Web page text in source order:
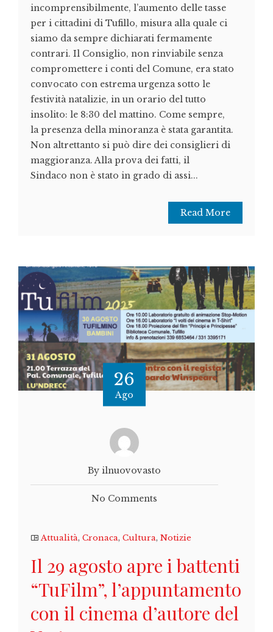
incomprensibilmente, l’aumento delle tasse
per i cittadini di Tufillo, misura alla quale ci
siamo da sempre dichiarati fermamente
contrari. Il Consiglio, non rinviabile senza
compromettere i conti del Comune, era stato
convocato con estrema urgenza sotto le
festività natalizie, in un orario del tutto
insolito: le 8:30 del mattino. Come sempre,
la presenza della minoranza è stata garantita.
Non altrettanto si può dire dei consiglieri di
maggioranza. Alla prova dei fatti, il
Sindaco non è stato in grado di assi...
Read More
26
Ago
By ilnuovovasto
No Comments
Attualità, Cronaca, Cultura, Notizie
Il 29 agosto apre i battenti
“TuFilm”, l’appuntamento
con il cinema d’autore del